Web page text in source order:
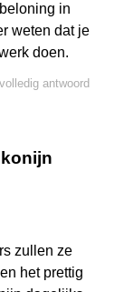
in
weten dat je
doen.
antwoord
zullen ze
het prettig